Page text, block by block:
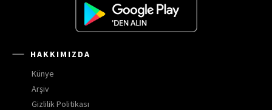
HAKKIMIZDA
Künye
Arşiv
Gizlilik Politikası